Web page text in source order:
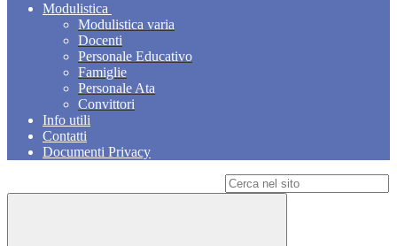
Modulistica
Modulistica varia
Docenti
Personale Educativo
Famiglie
Personale Ata
Convittori
Info utili
Contatti
Documenti Privacy